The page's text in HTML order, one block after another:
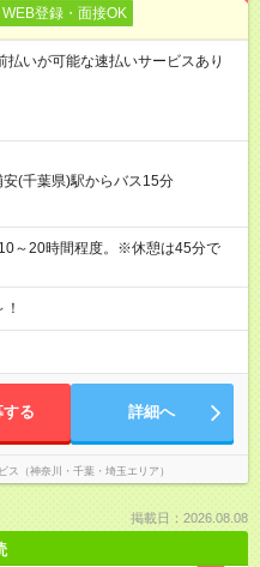
WEB登録・面接OK
いが可能な速払いサービスあり
安(千葉県)駅からバス15分
～20時間程度。※休憩は45分で
する 詳細へ
ス（神奈川・千葉・埼玉エリア）
掲載日：2026.08.08